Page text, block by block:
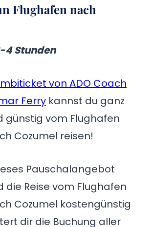
Flughafen nach
4 Stunden
von ADO Coach
Ferry kannst du ganz
günstig vom Flughafen
Cozumel reisen!
Pauschalangebot
die Reise vom Flughafen
Cozumel kostengünstig
dir die Buchung aller